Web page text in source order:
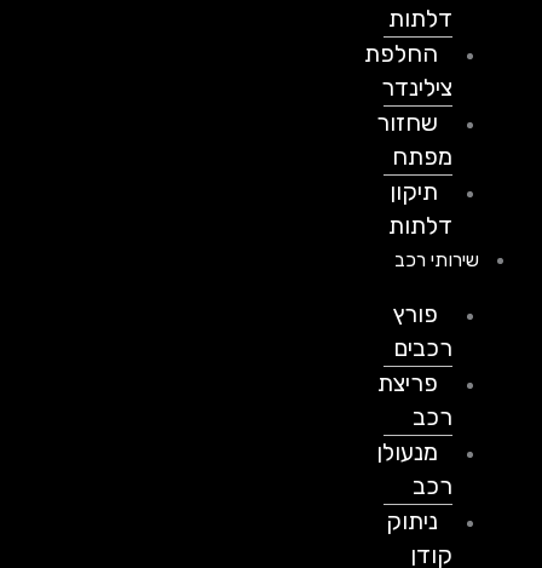
דלתות
החלפת
צילינדר
שחזור
מפתח
תיקון
דלתות
שירותי רכב
פורץ
רכבים
פריצת
מנעולן
ניתוק